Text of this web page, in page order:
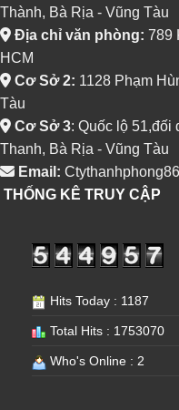
Thành, Bà Rịa - Vũng Tàu
Địa chỉ văn phòng: 789
HCM
Cơ Sở 2: 1128 Phạm
Tàu
Cơ Sở 3: Quốc lộ 51,đối
Thanh, Bà Rịa - Vũng Tàu
Email:
THỐNG KÊ TRUY CẬP
Hits Today : 1187
Total Hits : 1753070
Who's Online : 2